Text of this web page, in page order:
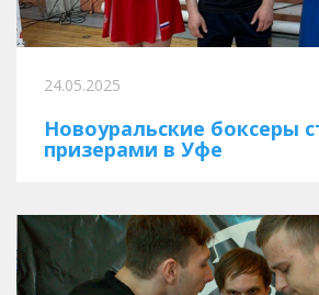
24.05.2025
Новоуральские боксеры
призерами в Уфе